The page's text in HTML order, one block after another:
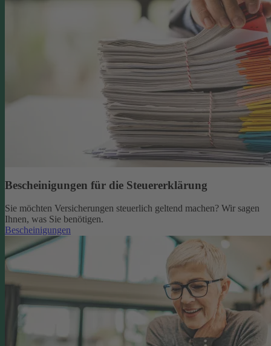
Bescheinigungen für die Steuererklärung
Sie möchten Versicherungen steuerlich geltend machen? Wir sagen
Ihnen, was Sie benötigen.
Bescheinigungen